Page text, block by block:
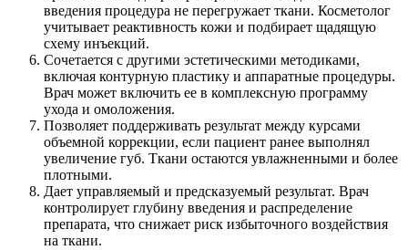
введения процедура не перегружает ткани. Косметолог
учитывает реактивность кожи и подбирает щадящую
схему инъекций.
Сочетается с другими эстетическими методиками,
включая контурную пластику и аппаратные процедуры.
Врач может включить ее в комплексную программу
ухода и омоложения.
Позволяет поддерживать результат между курсами
объемной коррекции, если пациент ранее выполнял
увеличение губ. Ткани остаются увлажненными и более
плотными.
Дает управляемый и предсказуемый результат. Врач
контролирует глубину введения и распределение
препарата, что снижает риск избыточного воздействия
на ткани.